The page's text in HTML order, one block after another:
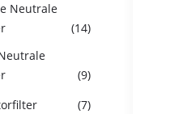
Neutrale
(14)
(9)
(7)